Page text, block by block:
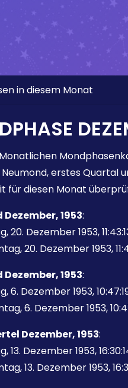
in diesem Monat
erstes Quartal
für diesen Monat
1953:
20. Dezember 1953,
20. Dezember 1953,
1953:
6. Dezember 1953,
6. Dezember 1953,
Dezember, 1953:
13. Dezember 1953,
13. Dezember 1953,